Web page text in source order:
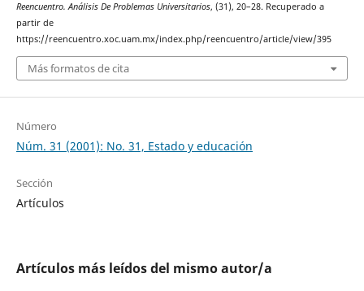
Reencuentro. Análisis De Problemas Universitarios, (31), 20–28. Recuperado a
partir de
https://reencuentro.xoc.uam.mx/index.php/reencuentro/article/view/395
Más formatos de cita
Número
Núm. 31 (2001): No. 31, Estado y educación
Sección
Artículos
Artículos más leídos del mismo autor/a